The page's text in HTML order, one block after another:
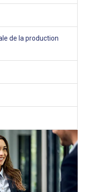
de la production